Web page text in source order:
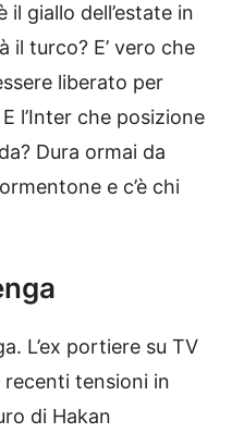
giallo dell’estate in
il turco? E’ vero che
liberato per
l’Inter che posizione
Dura ormai da
e c’è chi
L’ex portiere su TV
tensioni in
di Hakan